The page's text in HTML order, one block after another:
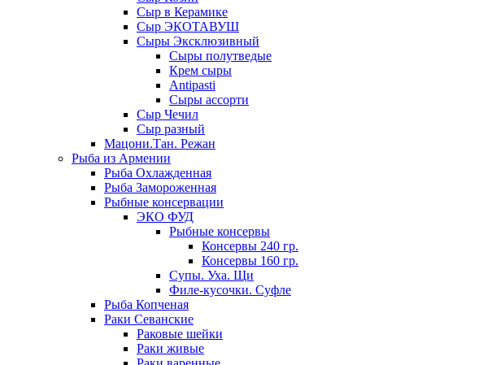
Сыр в Керамике
Сыр ЭКОТАВУШ
Сыры Эксклюзивный
Сыры полутведые
Крем сыры
Antipasti
Сыры ассорти
Сыр Чечил
Сыр разный
Мацони.Тан. Режан
Рыба из Армении
Рыба Охлажденная
Рыба Замороженная
Рыбные консервации
ЭКО ФУД
Рыбные консервы
Консервы 240 гр.
Консервы 160 гр.
Супы. Уха. Щи
Филе-кусочки. Суфле
Рыба Копченая
Раки Севанские
Раковые шейки
Раки живые